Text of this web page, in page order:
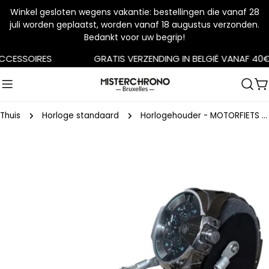
Winkel gesloten wegens vakantie: bestellingen die vanaf 28
juli worden geplaatst, worden vanaf 18 augustus verzonden.
Bedankt voor uw begrip!
Doorgaan
naar
artikel
GRATIS VERZENDING IN BELGIË VANAF 40€
Thuis Horloge standaard Horlogehouder - MOTORFIETS - Robotoys